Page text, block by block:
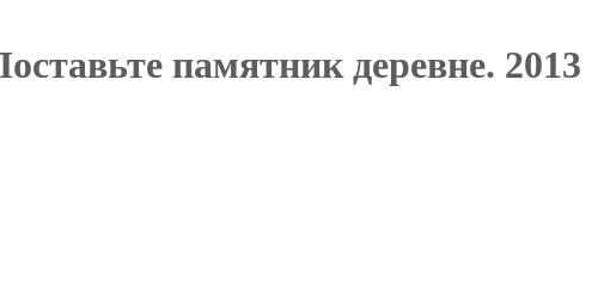
памятник деревне. 2013